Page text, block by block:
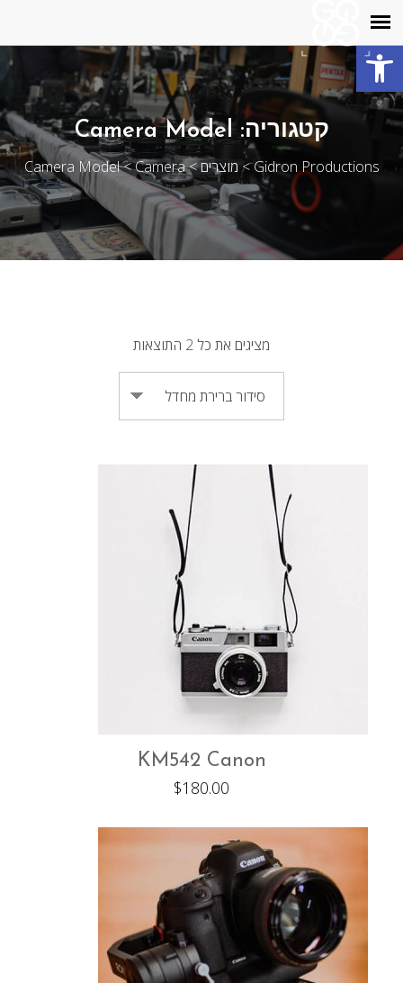
פתח סרגל נגישות
קטגוריה:Camera Model
Gidron Productions
> מוצרים>
Camera
>
Camera Model
מציגים את כל ⁦2⁩ התוצאות
KM542 Canon
$180.00